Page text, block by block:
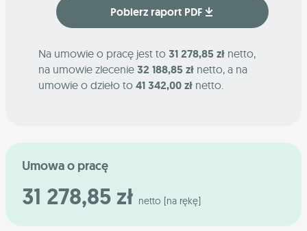
Pobierz raport PDF
Na umowie o pracę jest to 31 278,85 zł netto,
na umowie zlecenie 32 188,85 zł netto, a na
umowie o dzieło to 41 342,00 zł netto.
Umowa o pracę
31 278,85 zł netto [na rękę]